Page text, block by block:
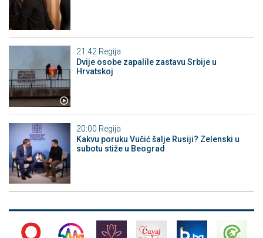
21:42 Regija
Dvije osobe zapalile zastavu Srbije u
Hrvatskoj
20:00 Regija
Kakvu poruku Vučić šalje Rusiji? Zelenski u
subotu stiže u Beograd